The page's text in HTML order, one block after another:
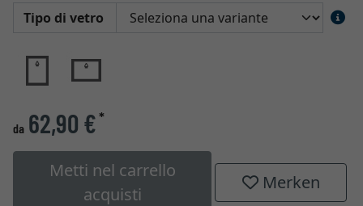
Tipo di vetro
da 62,90 €*
Metti nel carrello
acquisti
Merken